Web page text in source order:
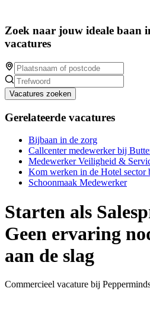
Zoek naar jouw ideale baan
vacatures
Vacatures zoeken
Gerelateerde vacatures
Bijbaan in de zorg
Callcenter medewerker bij
Medewerker Veiligheid &
Kom werken in de Hotel sector
Schoonmaak Medewerker
Starten als
Geen ervaring
aan de slag
Commercieel vacature bij